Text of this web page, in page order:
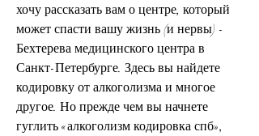
хочу рассказать вам о центре, который
может спасти вашу жизнь (и нервы) -
Бехтерева медицинского центра в
Санкт-Петербурге. Здесь вы найдете
кодировку от алкоголизма и многое
другое. Но прежде чем вы начнете
гуглить «алкоголизм кодировка спб»,